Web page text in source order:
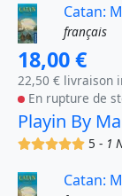
Catan:
français
18,00 €
22,50 € livraison
En rupture de
Playin By
(x)(x)(x)(x)(x)5 - 1
Catan: